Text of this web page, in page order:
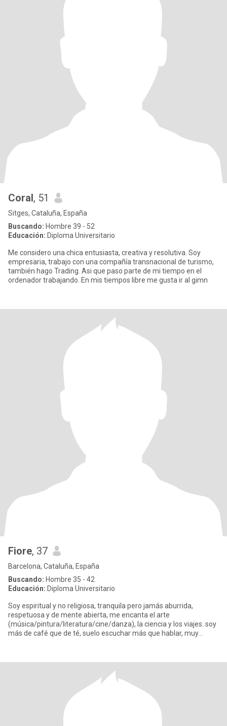
Coral, 51
Sitges, Cataluña, España
Buscando: Hombre 39 - 52
Educación: Diploma Universitario
Me considero una chica entusiasta, creativa y resolutiva. Soy
empresaria, trabajo con una compañía transnacional de turismo,
también hago Trading. Asi que paso parte de mi tiempo en el
ordenador trabajando. En mis tiempos libre me gusta ir al gimn
Fiore, 37
Barcelona, Cataluña, España
Buscando: Hombre 35 - 42
Educación: Diploma Universitario
Soy espiritual y no religiosa, tranquila pero jamás aburrida,
respetuosa y de mente abierta, me encanta el arte
(música/pintura/literatura/cine/danza), la ciencia y los viajes. soy
más de café que de té, suelo escuchar más que hablar, muy